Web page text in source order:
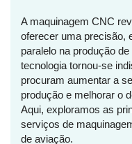
A maquinagem CNC
oferecer uma precisão,
paralelo na produção
tecnologia tornou-se
procuram aumentar a
produção e melhorar o
Aqui, exploramos as
serviços de
de aviação.